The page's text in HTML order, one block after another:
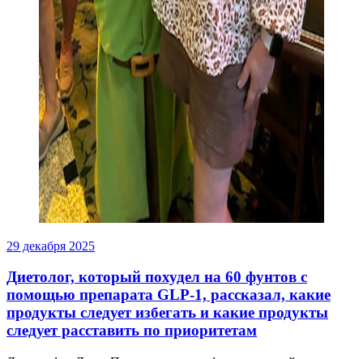
29 декабря 2025
Диетолог, который похудел на 60 фунтов с
помощью препарата GLP-1, рассказал, какие
продукты следует избегать и какие продукты
следует расставить по приоритетам